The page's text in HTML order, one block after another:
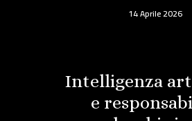
14 Aprile 2026
Intelligenza
e